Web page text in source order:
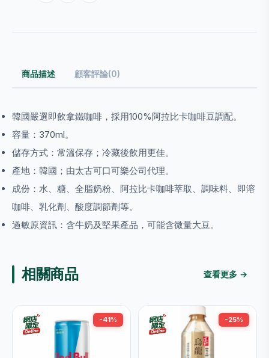
商品描述 顧客評論(0)
韓國嚴選即飲拿鐵咖啡，採用100%阿拉比卡咖啡豆調配。
容量：370ml。
儲存方式：常溫保存；冷藏後飲用更佳。
產地：韓國；由太古可口可樂公司代理。
成份：水、糖、全脂奶粉、阿拉比卡咖啡萃取、調味料、即溶
咖啡、乳化劑、酸度調節劑等。
過敏原資訊：含牛奶及堅果產品，可能含微量大豆。
相關商品 查看更多 →
-41% -25%